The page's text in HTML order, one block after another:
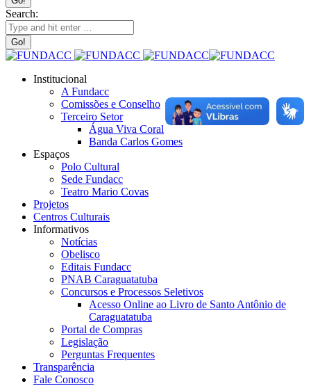
Search:
Institucional
A Fundacc
Comissões e Conselho
Terceiro Setor
Água Viva Coral
Banda Carlos Gomes
Espaços
Polo Cultural
Sede Fundacc
Teatro Mario Covas
Projetos
Centros Culturais
Informativos
Notícias
Obelisco
Editais Fundacc
PNAB Caraguatatuba
Concursos e Processos Seletivos
Acesso Online ao Livro de Santo Antônio de
Caraguatatuba
Portal de Compras
Legislação
Perguntas Frequentes
Transparência
Fale Conosco